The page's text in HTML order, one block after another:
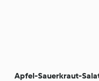
Apfel-Sauerkraut-